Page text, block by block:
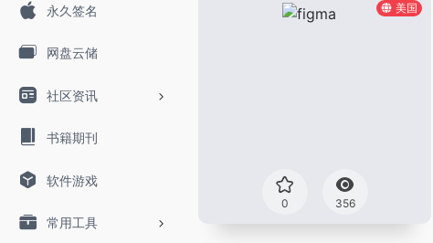
永久签名
网盘云储
社区资讯
书籍期刊
软件游戏
常用工具
美国
0 356